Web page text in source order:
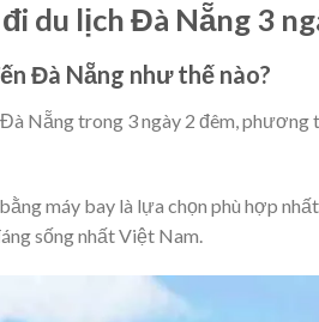
du lịch Đà Nẵng 3
Đà Nẵng như thế nào?
Nẵng trong 3 ngày 2 đêm, phương
máy bay là lựa chọn phù hợp
sống nhất Việt Nam.